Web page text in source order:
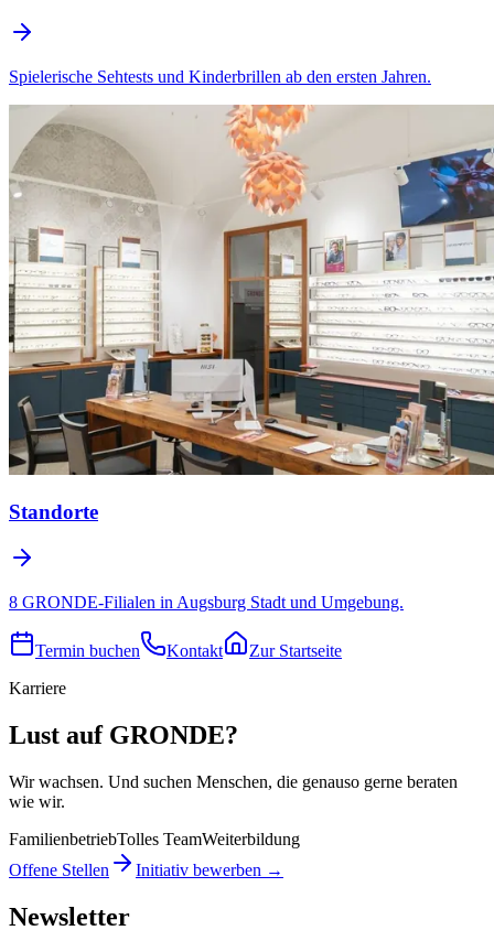
Spielerische Sehtests und Kinderbrillen ab den ersten Jahren.
Standorte
8 GRONDE-Filialen in Augsburg Stadt und Umgebung.
Termin buchen Kontakt
Zur Startseite
Karriere
Lust auf GRONDE?
Wir wachsen. Und suchen Menschen, die genauso gerne beraten
wie wir.
FamilienbetriebTolles TeamWeiterbildung
Offene Stellen
Initiativ bewerben →
Newsletter